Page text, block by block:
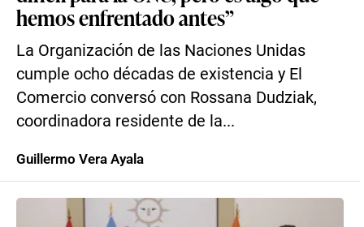
hemos enfrentado antes”
La Organización de las Naciones Unidas
cumple ocho décadas de existencia y El
Comercio conversó con Rossana Dudziak,
coordinadora residente de la...
Guillermo Vera Ayala